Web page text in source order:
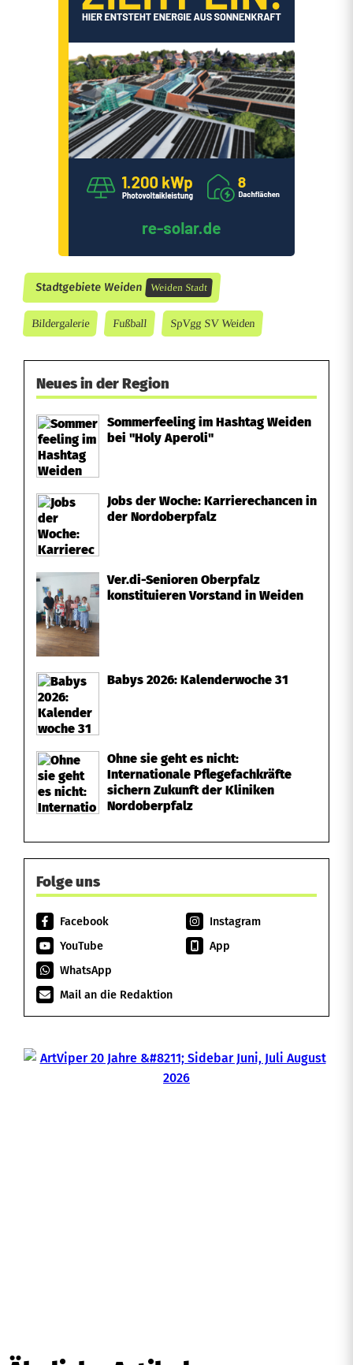
e
b
e
Stadtgebiete Weiden Weiden Stadt
Bildergalerie Fußball SpVgg SV Weiden
Neues in der Region
Sommerfeeling im Hashtag Weiden
bei "Holy Aperoli"
Jobs der Woche: Karrierechancen in
der Nordoberpfalz
Ver.di-Senioren Oberpfalz
konstituieren Vorstand in Weiden
Babys 2026: Kalenderwoche 31
Ohne sie geht es nicht:
Internationale Pflegefachkräfte
sichern Zukunft der Kliniken
Nordoberpfalz
Folge uns
Facebook
Instagram
YouTube
App
WhatsApp
Mail an die Redaktion